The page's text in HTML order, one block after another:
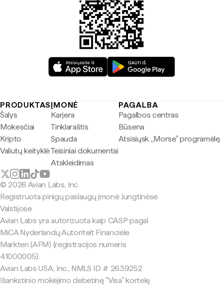
PRODUKTAS
Šalys
Mokesčiai
Kripto
Valiutų keityklė
ĮMONĖ
Karjera
Tinklaraštis
Spauda
Teisiniai dokumentai
Atskleidimas
PAGALBA
Pagalbos centras
Būsena
Atsisiųsk „Morse" programėlę
© 2026 Avian Labs, Inc
Registruota pinigų paslaugų įmonė Jungtinėse
Valstijose
Avian Labs yra autorizuota kaip CASP pagal
MiCA Nyderlandų Autoriteit Financiële
Markten (AFM) (registracijos numeris
41000005).
Avian Labs USA, Inc., NMLS ID # 2639252
Išankstinio mokėjimo debetinę "Visa" kortelę